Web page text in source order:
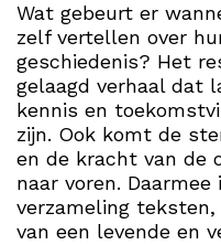
Wat gebeurt er
zelf vertellen over
geschiedenis? Het
gelaagd verhaal dat
kennis en
zijn. Ook komt de
en de kracht van de
naar voren.
verzameling
van een levende en